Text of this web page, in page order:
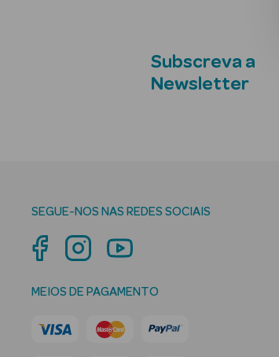
Subscreva a
Newsletter
SEGUE-NOS NAS REDES SOCIAIS
MEIOS DE PAGAMENTO